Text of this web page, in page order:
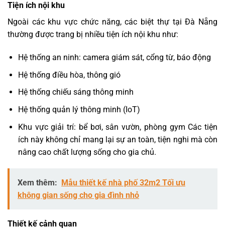
Tiện ích nội khu
Ngoài các khu vực chức năng, các biệt thự tại Đà Nẵng
thường được trang bị nhiều tiện ích nội khu như:
Hệ thống an ninh: camera giám sát, cổng từ, báo động
Hệ thống điều hòa, thông gió
Hệ thống chiếu sáng thông minh
Hệ thống quản lý thông minh (IoT)
Khu vực giải trí: bể bơi, sân vườn, phòng gym Các tiện
ích này không chỉ mang lại sự an toàn, tiện nghi mà còn
nâng cao chất lượng sống cho gia chủ.
Xem thêm:
Mẫu thiết kế nhà phố 32m2 Tối ưu
không gian sống cho gia đình nhỏ
Thiết kế cảnh quan